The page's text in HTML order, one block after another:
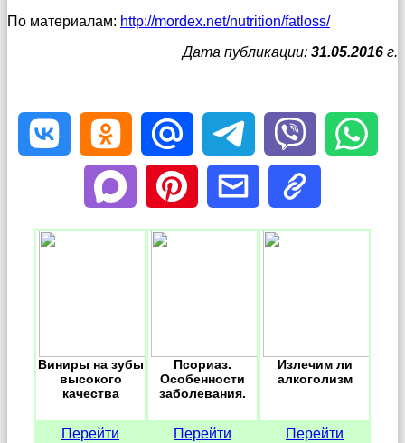
По материалам: http://mordex.net/nutrition/fatloss/
Дата публикации: 31.05.2016 г.
Виниры на зубы
высокого
качества
Перейти
Псориаз.
Особенности
заболевания.
Перейти
Излечим ли
алкоголизм
Перейти